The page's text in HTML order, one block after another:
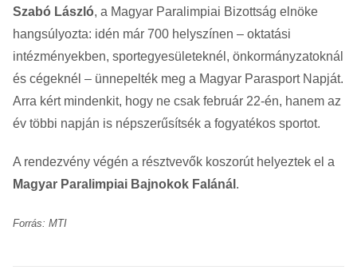
Szabó László, a Magyar Paralimpiai Bizottság elnöke
hangsúlyozta: idén már 700 helyszínen – oktatási
intézményekben, sportegyesületeknél, önkormányzatoknál
és cégeknél – ünnepelték meg a Magyar Parasport Napját.
Arra kért mindenkit, hogy ne csak február 22-én, hanem az
év többi napján is népszerűsítsék a fogyatékos sportot.
A rendezvény végén a résztvevők koszorút helyeztek el a
Magyar Paralimpiai Bajnokok Falánál .
Forrás: MTI